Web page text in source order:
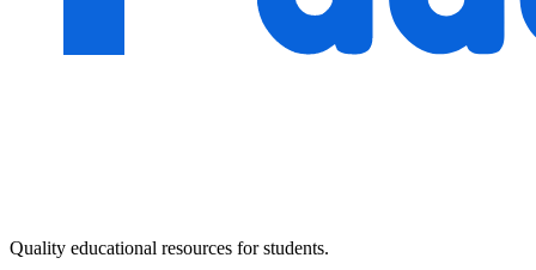
Quality educational resources for students.